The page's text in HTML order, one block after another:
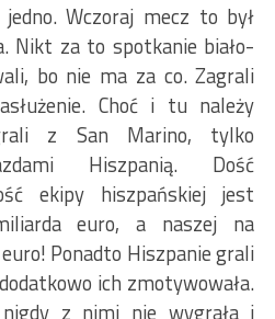
Wczoraj mecz to był
Nikt za to spotkanie biało-
bo nie ma za co. Zagrali
Choć i tu należy
z San Marino, tylko
Hiszpanią. Dość
ekipy hiszpańskiej jest
euro, a naszej na
Ponadto Hiszpanie grali
ich zmotywowała.